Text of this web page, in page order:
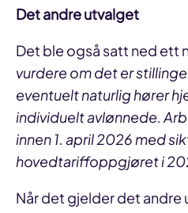
Det andre utvalget
Det ble også satt ned ett
vurdere om det er
eventuelt naturlig hører
individuelt avlønnede.
innen 1. april 2026 med
hovedtariffoppgjøret i
Når det gjelder det andre